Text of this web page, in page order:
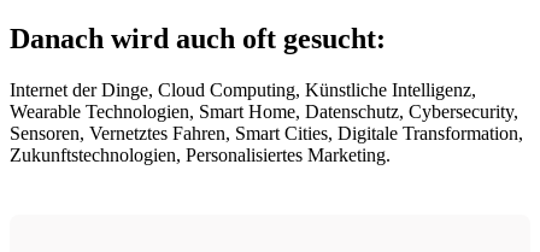
Danach wird auch oft gesucht:
Internet der Dinge, Cloud Computing, Künstliche Intelligenz,
Wearable Technologien, Smart Home, Datenschutz, Cybersecurity,
Sensoren, Vernetztes Fahren, Smart Cities, Digitale Transformation,
Zukunftstechnologien, Personalisiertes Marketing.